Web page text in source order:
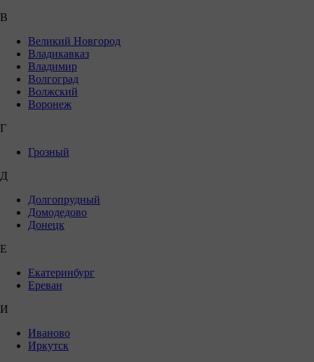
В
Великий Новгород
Владикавказ
Владимир
Волгоград
Волжский
Воронеж
Г
Грозный
Д
Долгопрудный
Домодедово
Донецк
Е
Екатеринбург
Ереван
И
Иваново
Иркутск